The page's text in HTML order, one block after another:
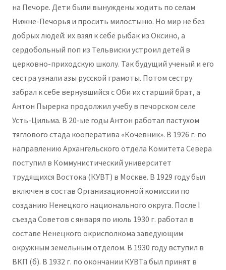
на Печоре. Дети были вынуждены ходить по селам
Нижне-Печорья и просить милостыню. Но мир не без
добрых людей: их взял к себе рыбак из Оксино, а
сердобольный поп из Тельвиски устроил детей в
церковно-приходскую школу. Так будущий ученый и его
сестра узнали азы русской грамоты. Потом сестру
забрал к себе вернувшийся с Оби их старший брат, а
Антон Пырерка продолжил учебу в печорском селе
Усть-Цильма. В 20-ые годы Антон работал пастухом
тяглового стада кооператива «Кочевник». В 1926 г. по
направлению Архангельского отдела Комитета Севера
поступил в Коммунистический университет
трудящихся Востока (КУВТ) в Москве. В 1929 году был
включен в состав Организационной комиссии по
созданию Ненецкого национального округа. После I
съезда Советов с января по июль 1930 г. работал в
составе Ненецкого окрисполкома заведующим
окружным земельным отделом. В 1930 году вступил в
ВКП (б). В 1932 г. по окончании КУВТа был принят в